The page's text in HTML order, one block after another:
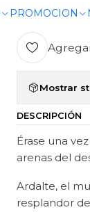
PROMOCION
Cantidad
Mostrar
DESCRIPCIÓN
Érase una
arenas del
Ardalte, el
resplandor